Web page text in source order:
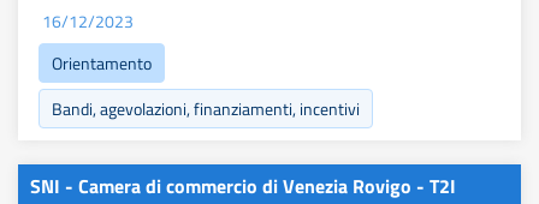
16/12/2023
Orientamento
Bandi, agevolazioni, finanziamenti, incentivi
SNI - Camera di commercio di Venezia Rovigo - T2I